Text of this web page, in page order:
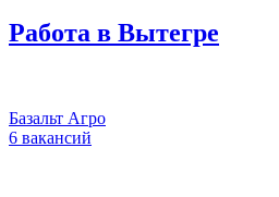
Работа в Вытегре
Базальт Агро
6 вакансий